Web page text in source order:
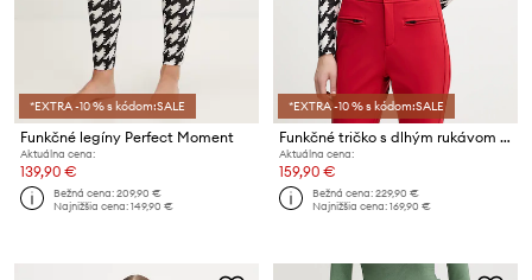
*EXTRA -10 % s kódom:SALE
Funkčné legíny Perfect Moment
Aktuálna cena:
139,90 €
Bežná cena:209,90 €
Najnižšia cena:149,90 €
*EXTRA -10 % s kódom:SALE
Funkčné tričko s dlhým rukávom Perfect Moment
Aktuálna cena:
159,90 €
Bežná cena:229,90 €
Najnižšia cena:169,90 €